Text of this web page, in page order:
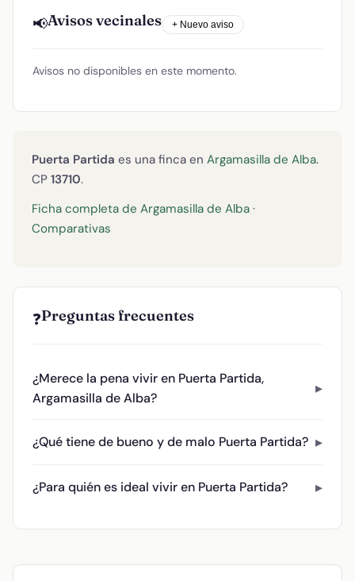
📢Avisos vecinales + Nuevo aviso
Avisos no disponibles en este momento.
Puerta Partida es una finca en Argamasilla de Alba.
CP 13710.
Ficha completa de Argamasilla de Alba ·
Comparativas
❓Preguntas frecuentes
¿Merece la pena vivir en Puerta Partida,
Argamasilla de Alba?
¿Qué tiene de bueno y de malo Puerta Partida?
¿Para quién es ideal vivir en Puerta Partida?